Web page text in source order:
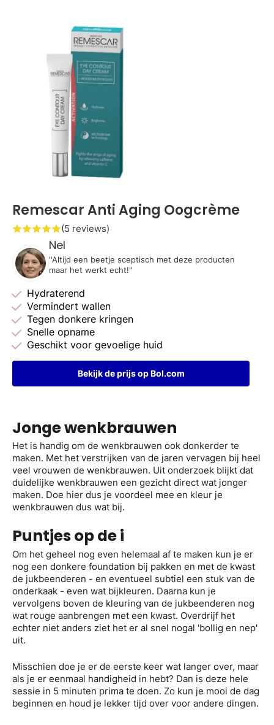
Remescar Anti Aging Oogcrème
(5 reviews)
Nel
''Altijd een beetje sceptisch met deze producten
maar het werkt echt!''
Hydraterend
Vermindert wallen
Tegen donkere kringen
Snelle opname
Geschikt voor gevoelige huid
Bekijk de prijs op Bol.com
Jonge wenkbrauwen
Het is handig om de wenkbrauwen ook donkerder te
maken. Met het verstrijken van de jaren vervagen bij heel
veel vrouwen de wenkbrauwen. Uit onderzoek blijkt dat
duidelijke wenkbrauwen een gezicht direct wat jonger
maken. Doe hier dus je voordeel mee en kleur je
wenkbrauwen dus wat bij.
Puntjes op de i
Om het geheel nog even helemaal af te maken kun je er
nog een donkere foundation bij pakken en met de kwast
de jukbeenderen - en eventueel subtiel een stuk van de
onderkaak - even wat bijkleuren. Daarna kun je
vervolgens boven de kleuring van de jukbeenderen nog
wat rouge aanbrengen met een kwast. Overdrijf het
echter niet anders ziet het er al snel nogal 'bollig en nep'
uit.
Misschien doe je er de eerste keer wat langer over, maar
als je er eenmaal handigheid in hebt? Dan is deze hele
sessie in 5 minuten prima te doen. Zo kun je mooi de dag
beginnen en houd je lekker tijd over voor andere dingen.